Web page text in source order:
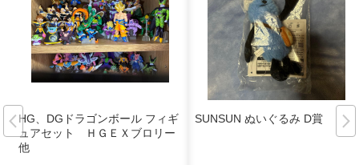
HG、DGドラゴンボール フィギ
ュアセット ＨＧＥＸブロリー
他
SUNSUN ぬいぐるみ D賞